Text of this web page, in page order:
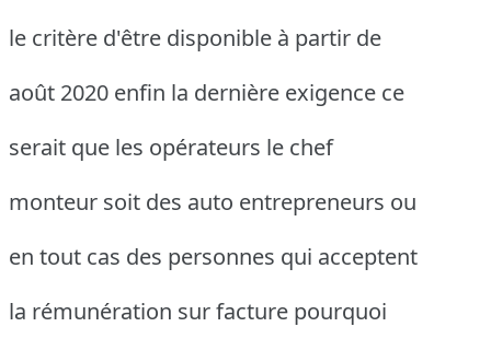
le critère d'être disponible à partir de
août 2020 enfin la dernière exigence ce
serait que les opérateurs le chef
monteur soit des auto entrepreneurs ou
en tout cas des personnes qui acceptent
la rémunération sur facture pourquoi